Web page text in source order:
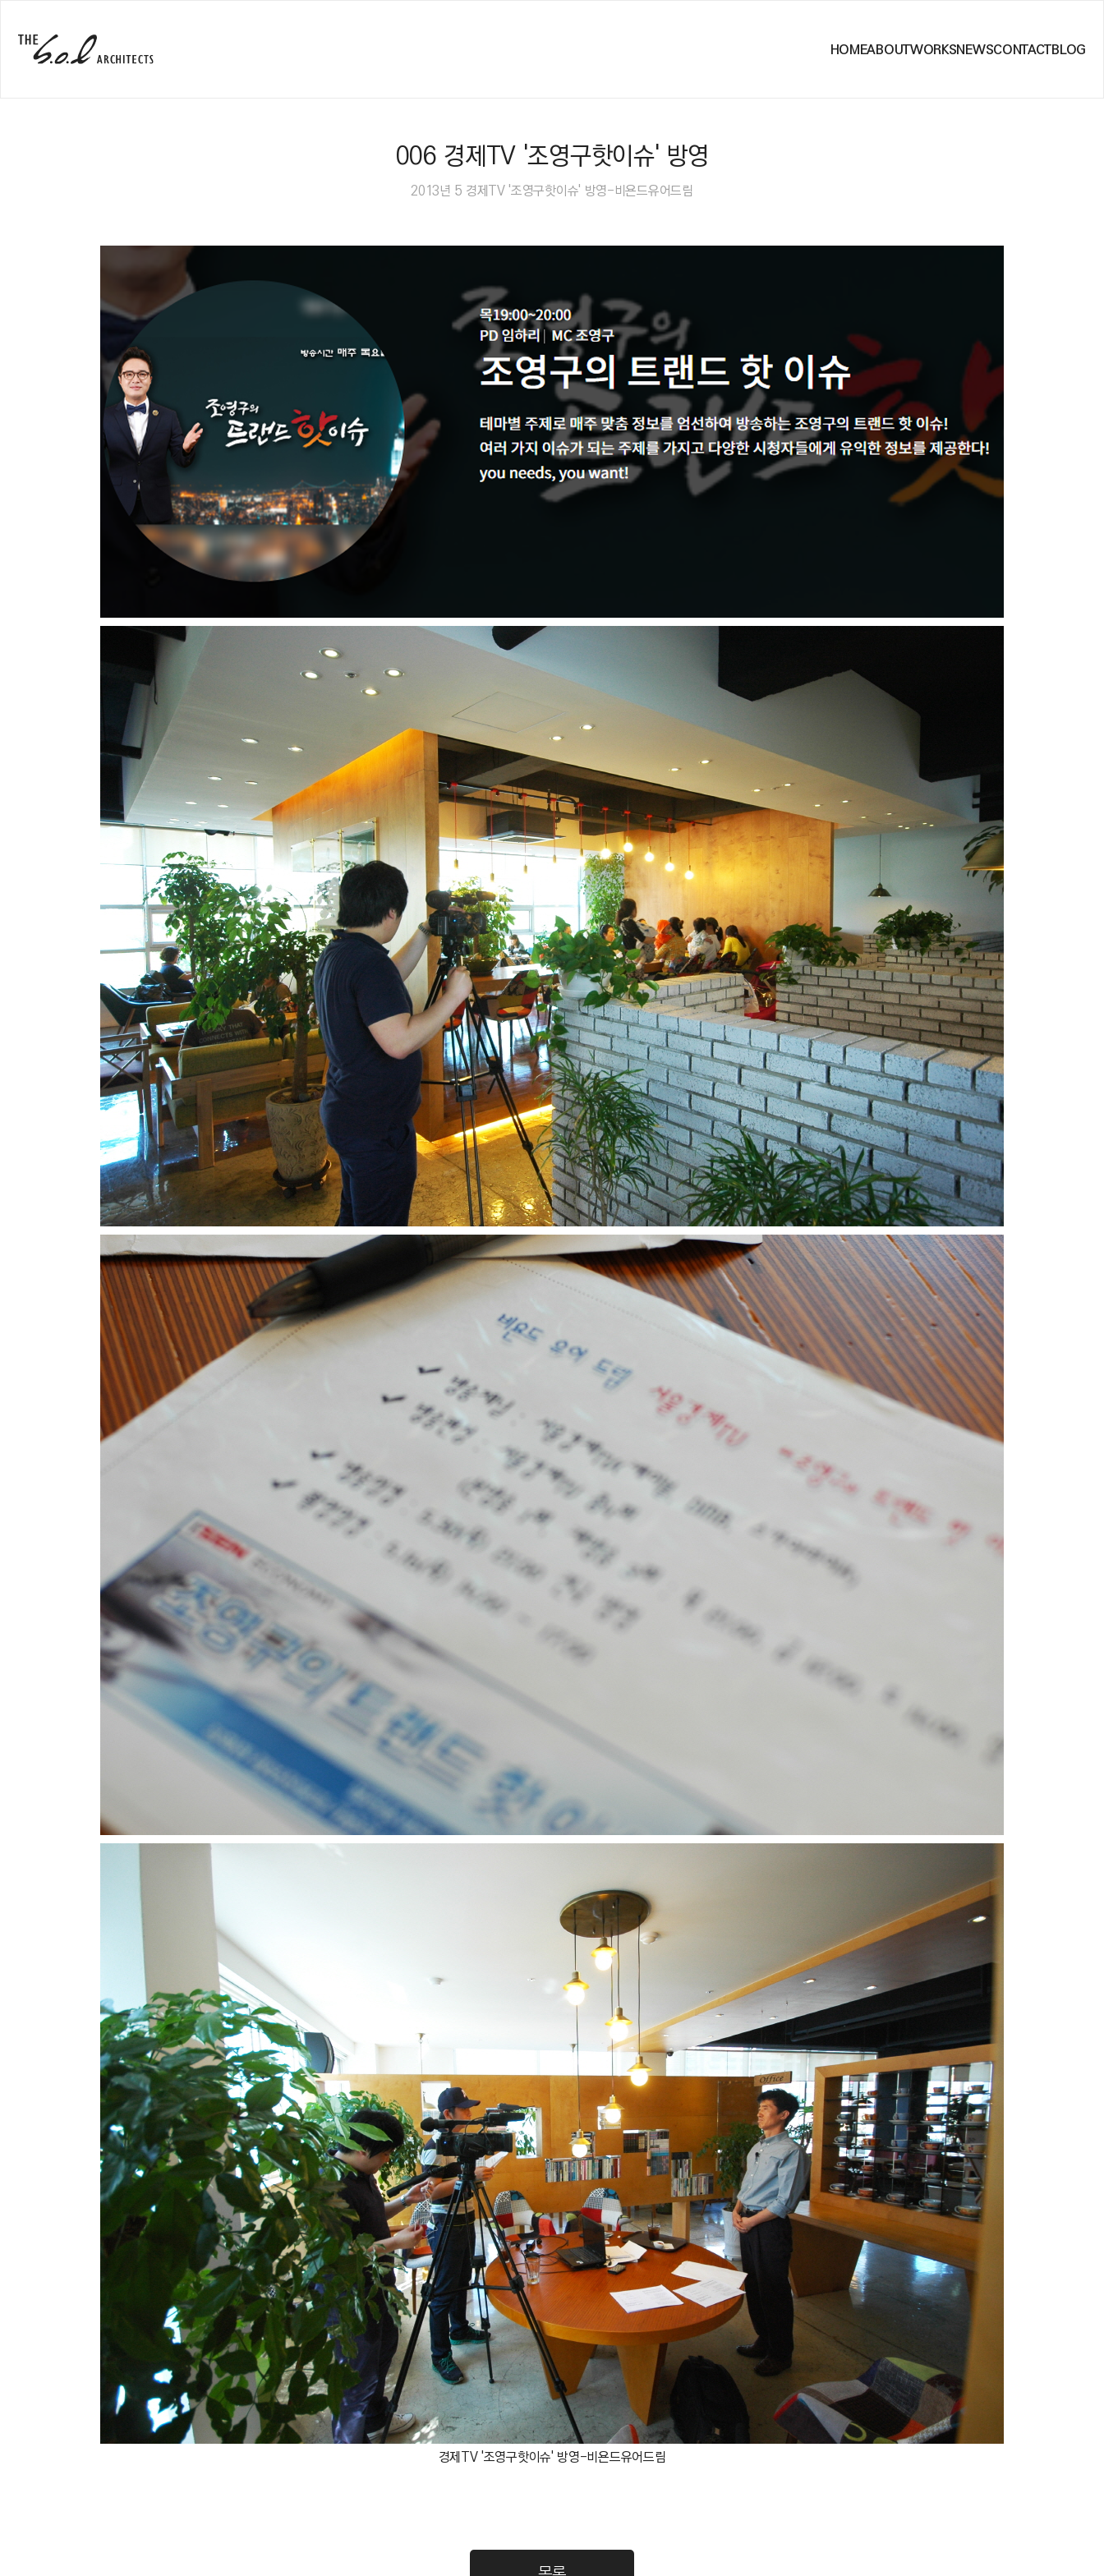
HOMEABOUTWORKSNEWSCONTACTBLOG
006 경제TV '조영구핫이슈' 방영
2013년 5 경제TV '조영구핫이슈' 방영-비욘드유어드림
경제TV '조영구핫이슈' 방영-비욘드유어드림